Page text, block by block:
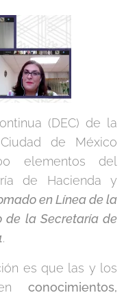
(DEC) de la
de México
elementos del
de Hacienda y
en Línea de la
de la Secretaría de
.
es que las y los
conocimientos,